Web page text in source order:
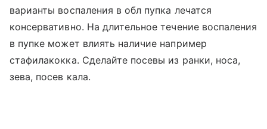
варианты воспаления в обл пупка лечатся
консервативно. На длительное течение воспаления
в пупке может влиять наличие например
стафилакокка. Сделайте посевы из ранки, носа,
зева, посев кала.